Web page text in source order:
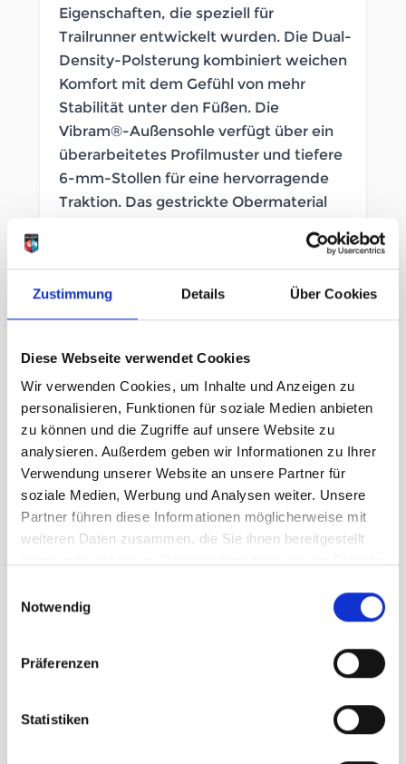
Zustimmung Details Über Cookies
Diese Webseite verwendet Cookies
Wir verwenden Cookies, um Inhalte und Anzeigen zu
personalisieren, Funktionen für soziale Medien anbieten
zu können und die Zugriffe auf unsere Website zu
analysieren. Außerdem geben wir Informationen zu Ihrer
Verwendung unserer Website an unsere Partner für
soziale Medien, Werbung und Analysen weiter. Unsere
Partner führen diese Informationen möglicherweise mit
weiteren Daten zusammen, die Sie ihnen bereitgestellt
Notwendig
Präferenzen
Statistiken
Eigenschaften, die speziell für
Trailrunner entwickelt wurden. Die Dual-
Density-Polsterung kombiniert weichen
Komfort mit dem Gefühl von mehr
Stabilität unter den Füßen. Die
Vibram®-Außensohle verfügt über ein
überarbeitetes Profilmuster und tiefere
6-mm-Stollen für eine hervorragende
Traktion. Das gestrickte Obermaterial
atmungsaktiv und schützt gleichzeitig
vor Steinchen.
Artikelnummer LB_3460610171
Geschlecht Herren
Größe
10 Us
unser Preis ab:159,95 €